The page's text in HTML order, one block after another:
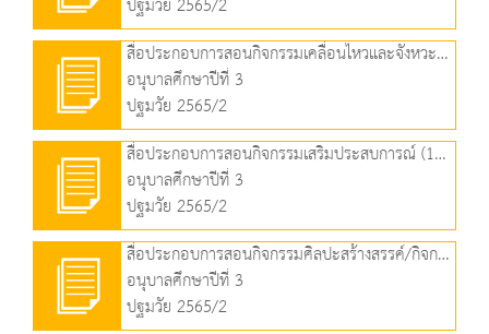
ปฐมวัย 2565/2
สื่อประกอบการสอนกิจกรรมเคลื่อนไหวและจังหวะ (807.47 KB)
อนุบาลศึกษาปีที่ 3
ปฐมวัย 2565/2
สื่อประกอบการสอนกิจกรรมเสริมประสบการณ์ (1.53 MB)
อนุบาลศึกษาปีที่ 3
ปฐมวัย 2565/2
สื่อประกอบการสอนกิจกรรมศิลปะสร้างสรรค์/กิจกรรมเล่นตามมุม (1.34 MB)
อนุบาลศึกษาปีที่ 3
ปฐมวัย 2565/2